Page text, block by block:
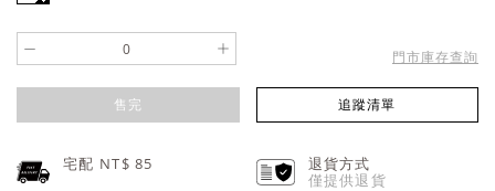
- + 門市庫存查詢
售完 追蹤清單
宅配 NT$85
退貨方式
僅提供退貨